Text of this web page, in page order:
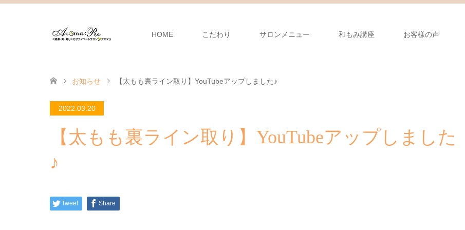
HOME こだわり サロンメニュー 和もみ講座 お客様の声
お知らせ 【太もも裏ライン取り】YouTubeアップしました♪
2022.03.20
【太もも裏ライン取り】YouTubeアップしました
♪
Tweet Share